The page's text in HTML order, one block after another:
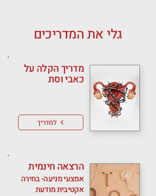
גלי את המדריכים
מדריך הקלה על
כאבי וסת
למדריך
הרצאה חינמית
אמצעי מניעה- בחירה
אקטיבית מודעת